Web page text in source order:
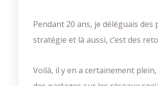
Pendant 20 ans, je déléguais
stratégie et là aussi, c’est des
Voilà, il y en a certainement